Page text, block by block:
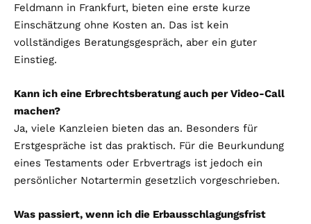
Feldmann in Frankfurt, bieten eine erste kurze
Einschätzung ohne Kosten an. Das ist kein
vollständiges Beratungsgespräch, aber ein guter
Einstieg.
Kann ich eine Erbrechtsberatung auch per Video-Call
machen?
Ja, viele Kanzleien bieten das an. Besonders für
Erstgespräche ist das praktisch. Für die Beurkundung
eines Testaments oder Erbvertrags ist jedoch ein
persönlicher Notartermin gesetzlich vorgeschrieben.
Was passiert, wenn ich die Erbausschlagungsfrist